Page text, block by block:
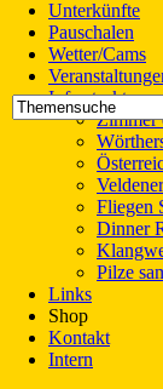
Unterkünfte
Pauschalen
Wetter/Cams
Infrastruktur
Zimmer
Fliegen
Dinner
Pilze
Links
Shop
Kontakt
Intern